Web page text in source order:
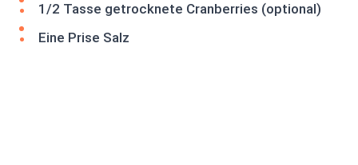
1/2 Tasse getrocknete Cranberries (optional)
Eine Prise Salz